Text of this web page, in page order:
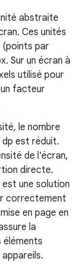
abstraite
Ces unités
(points par
Sur un écran à
utilisé pour
facteur
le nombre
dp est réduit.
de l'écran,
directe.
une solution
correctement
en page en
la
éléments